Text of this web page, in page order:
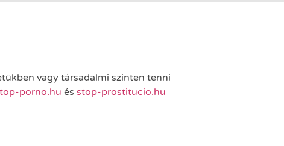
vagy társadalmi szinten tenni
porno.hu és stop-prostitucio.hu